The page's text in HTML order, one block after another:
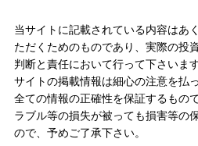
当サイトに記載されている内容はあ
ただくためのものであり、実際の投
判断と責任において行って下さいま
サイトの掲載情報は細心の注意を払
全ての情報の正確性を保証するもの
ラブル等の損失が被っても損害等の
ので、予めご了承下さい。